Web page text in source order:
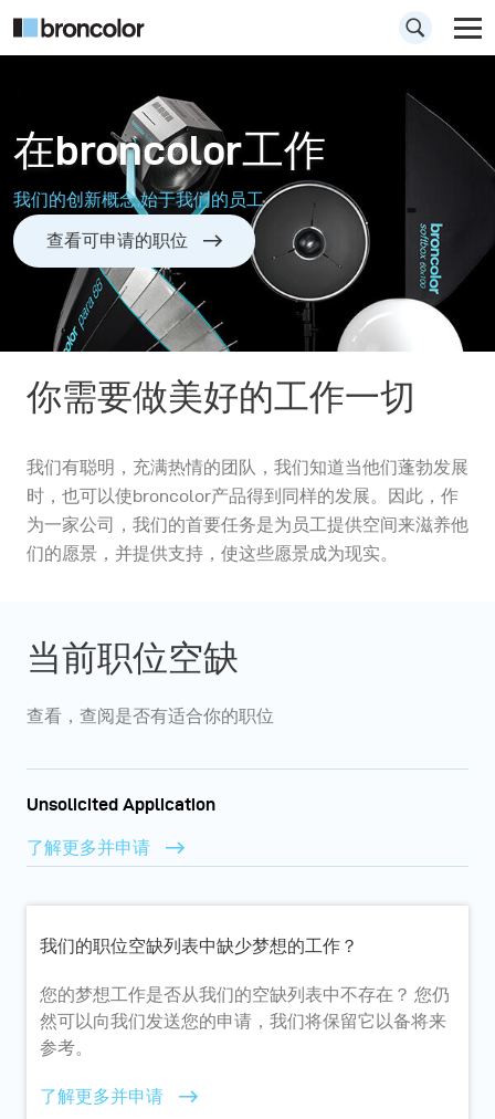
在broncolor工作
我们的创新概念,始于我们的员工
查看可申请的职位
你需要做美好的工作一切
我们有聪明，充满热情的团队，我们知道当他们蓬勃发展
时，也可以使broncolor产品得到同样的发展。因此，作
为一家公司，我们的首要任务是为员工提供空间来滋养他
们的愿景，并提供支持，使这些愿景成为现实。
当前职位空缺
查看，查阅是否有适合你的职位
Unsolicited Application
了解更多并申请
我们的职位空缺列表中缺少梦想的工作？
您的梦想工作是否从我们的空缺列表中不存在？ 您仍
然可以向我们发送您的申请，我们将保留它以备将来
参考。
了解更多并申请